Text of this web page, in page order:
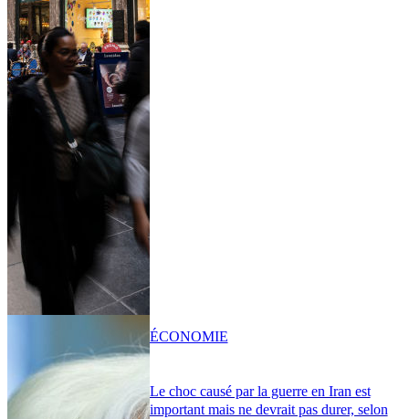
Le choc causé par la guerre en Iran est
important mais ne devrait pas durer, selon
ÉCONOMIE